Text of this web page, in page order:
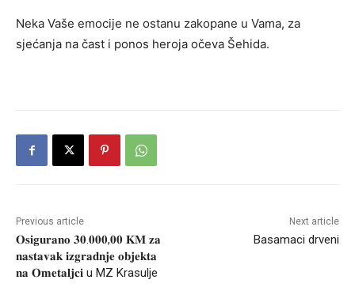
Neka Vaše emocije ne ostanu zakopane u Vama, za
sjećanja na čast i ponos heroja očeva Šehida.
Previous article
𝐎𝐬𝐢𝐠𝐮𝐫𝐚𝐧𝐨 𝟑𝟎.𝟎𝟎𝟎,𝟎𝟎 𝐊𝐌 𝐳𝐚
𝐧𝐚𝐬𝐭𝐚𝐯𝐚𝐤 𝐢𝐳𝐠𝐫𝐚𝐝𝐧𝐣𝐞 𝐨𝐛𝐣𝐞𝐤𝐭𝐚
𝐧𝐚 𝐎𝐦𝐞𝐭𝐚𝐥𝐣𝐜𝐢 u MZ Krasulje
Next article
Basamaci drveni